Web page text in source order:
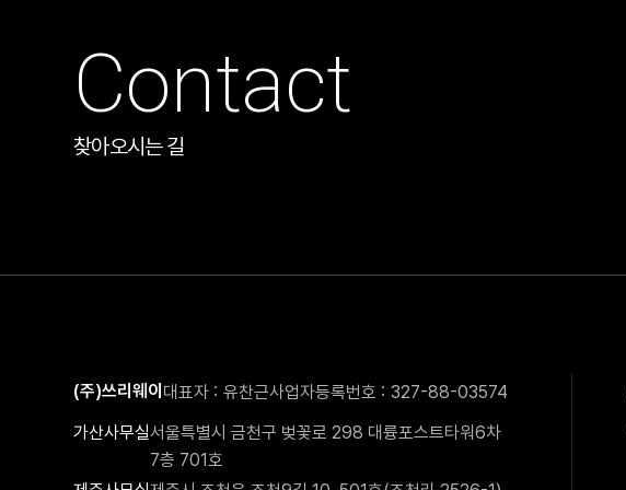
Contact
찾아오시는 길
(주)쓰리웨이 대표자 유찬근사업자등록번호
327-88-03574
가산사무실서울특별시 금천구 벚꽃로 298 대륭포스트타워6차
7층 701호